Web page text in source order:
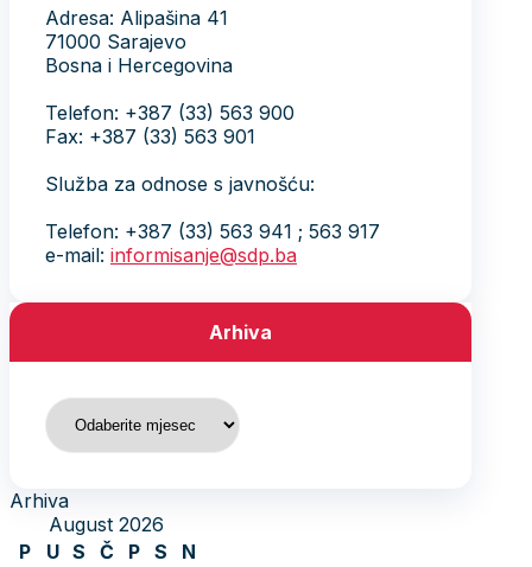
Adresa: Alipašina 41
71000 Sarajevo
Bosna i Hercegovina
Telefon: +387 (33) 563 900
Fax: +387 (33) 563 901
Služba za odnose s javnošću:
Telefon: +387 (33) 563 941 ; 563 917
e-mail: informisanje@sdp.ba
Arhiva
Arhiva
Arhiva
August 2026
P
U S Č P S
N